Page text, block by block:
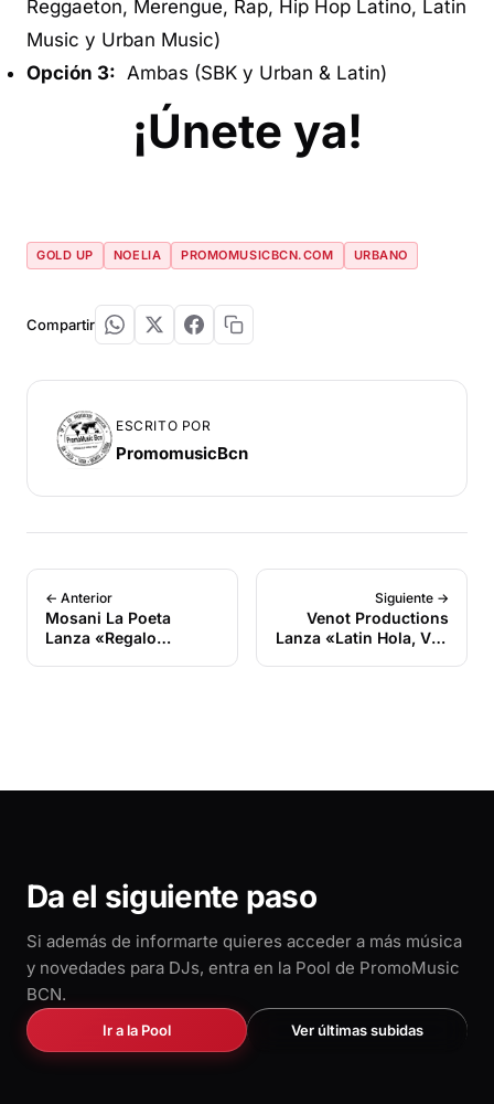
Reggaeton, Merengue, Rap, Hip Hop Latino, Latin
Music y Urban Music)
Opción 3: Ambas (SBK y Urban & Latin)
¡Únete ya!
GOLD UP NOELIA PROMOMUSICBCN.COM URBANO
Compartir
ESCRITO POR
PromomusicBcn
← Anterior
Mosani La Poeta
Lanza «Regalo
Siguiente →
Venot Productions
Lanza «Latin Hola, Vol.
Da el siguiente paso
Si además de informarte quieres acceder a más música
y novedades para DJs, entra en la Pool de PromoMusic
BCN.
Ir a la Pool Ver últimas subidas